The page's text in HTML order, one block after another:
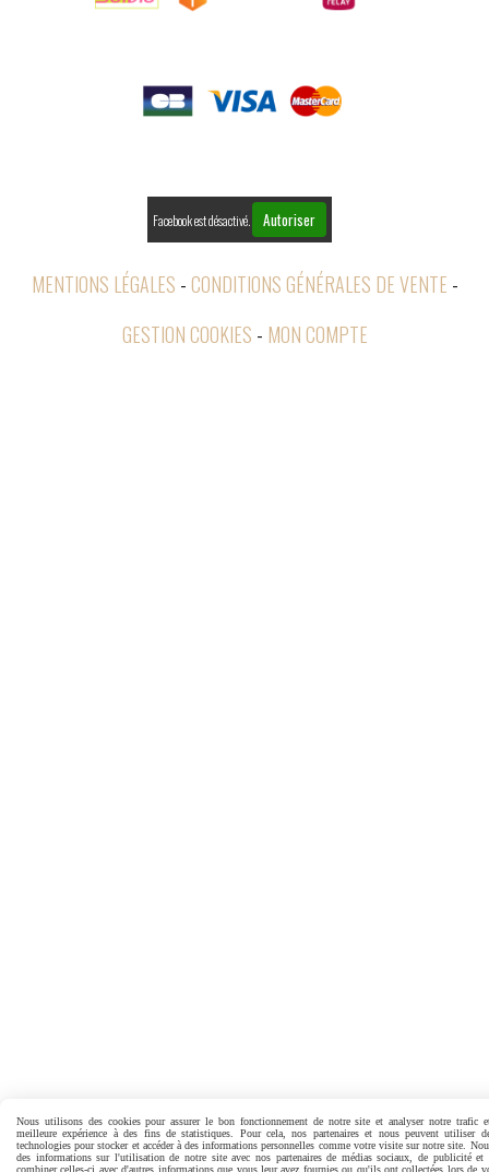
Facebook est désactivé. Autoriser
MENTIONS LÉGALES CONDITIONS GÉNÉRALES DE VENTE
GESTION COOKIES
MON COMPTE
Nous utilisons des cookies pour assurer le bon fonctionnement de notre site et analyser notre trafic
meilleure expérience à des fins de statistiques. Pour cela, nos partenaires et nous peuvent utiliser
technologies pour stocker et accéder à des informations personnelles comme votre visite sur notre site.
des informations sur l'utilisation de notre site avec nos partenaires de médias sociaux, de publicité et
combiner celles-ci avec d'autres informations que vous leur avez fournies ou qu'ils ont collectées lors de